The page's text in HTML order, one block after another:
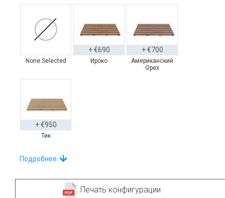
None Selected Ироко
+ €690
Американский
Орех
+ €700
Тик
+ €950
Выберите дренаж
Подробнее
Печать конфигурации